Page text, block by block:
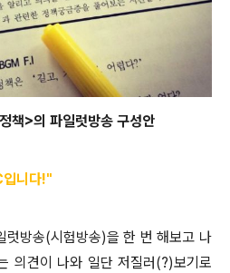
책>의 파일럿방송 구성안
니다!"
럿방송(시험방송)을 한 번 해보고 나
의견이 나와 일단 저질러(?)보기로